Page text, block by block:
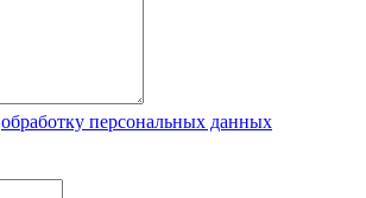
обработку персональных данных